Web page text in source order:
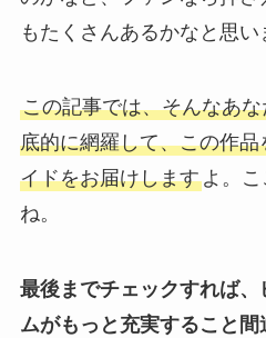
もたくさんあるかなと思い
この記事では、そんなあ
底的に網羅して、この作
イドをお届けしますよ。こ
ね。
最後までチェックすれば
ムがもっと充実すること間